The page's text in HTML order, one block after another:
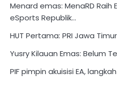
Menard emas: MenaRD Raih
eSports Republik…
HUT Pertama: PRI Jawa
Yusry Kilauan Emas: Belum
PIF pimpin akuisisi EA,